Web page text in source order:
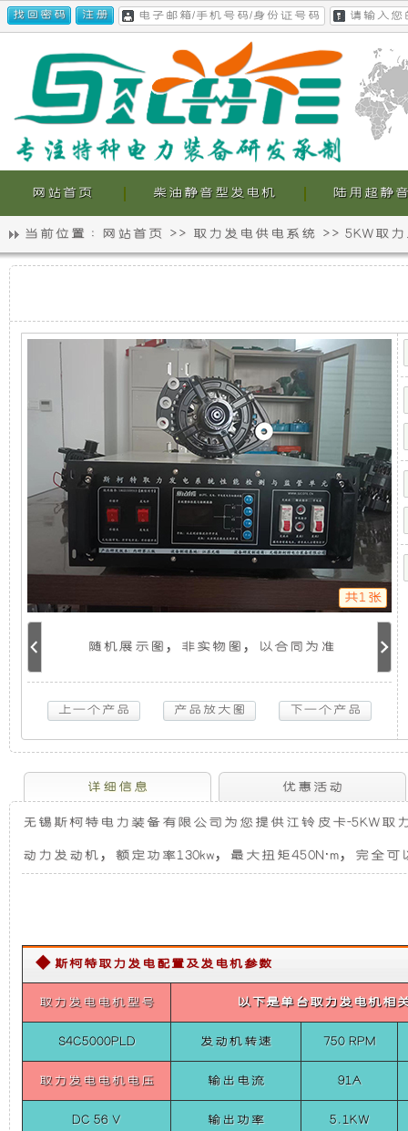
陆用超静
我
的
静
音
发
电
组
用
全
新
设
音
更
低，
柴油静音型发电机
静
发
组，
是
相
对
于
放
式
发
电
组
而
言，
在
网站首页
当前位置 : 网站首页 >> 取力发电供电系统 >> 5KW取
江
铃
皮
卡-5KW
取
力
发
电
机
供
电
系
统
江
铃
皮
卡-5KW
取
力
发
电
机
供
电
系
统
江
铃
卡-5KW
力
发
电
机
供
电
系
统
江
铃
皮
卡-5KW
取
力
发
电
机
供
电
共1张
随机展示图，非实物图，以合同为准
详细信息 优惠活动
无锡斯柯特电力装备有限公司为您提供江铃皮卡-5KW取
动力发动机，额定功率130kw，最大扭矩450N·m，完全
◆ 斯柯特取力发电配置及发电机参数
取力发电电机型号 以下是单台取力发电机相
S4C5000PLD 发动机转速 750 RPM
取力发电电机电压 输出电流 91A
DC 56 V 输出功率 5.1KW